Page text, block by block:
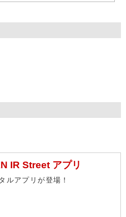
IR Street アプリ
ルアプリが登場！